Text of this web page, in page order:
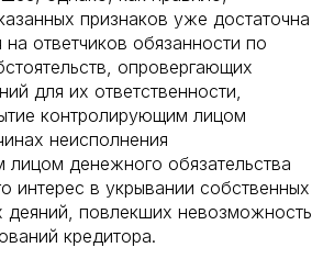
признаков уже достаточна
ответчиков обязанности по
опровергающих
для их ответственности,
контролирующим лицом
неисполнения
лицом денежного обязательства
интерес в укрывании собственных
деяний, повлекших невозможность
кредитора.